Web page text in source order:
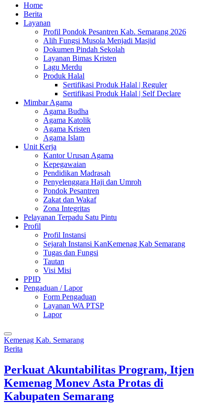
Home
Berita
Layanan
Profil Pondok Pesantren Kab. Semarang 2026
Alih Fungsi Musola Menjadi Masjid
Dokumen Pindah Sekolah
Layanan Bimas Kristen
Lagu Merdu
Produk Halal
Sertifikasi Produk Halal | Reguler
Sertifikasi Produk Halal | Self Declare
Mimbar Agama
Agama Budha
Agama Katolik
Agama Kristen
Agama Islam
Unit Kerja
Kantor Urusan Agama
Kepegawaian
Pendidikan Madrasah
Penyelenggara Haji dan Umroh
Pondok Pesantren
Zakat dan Wakaf
Zona Integritas
Pelayanan Terpadu Satu Pintu
Profil
Profil Instansi
Sejarah Instansi KanKemenag Kab Semarang
Tugas dan Fungsi
Tautan
Visi Misi
PPID
Pengaduan / Lapor
Form Pengaduan
Layanan WA PTSP
Lapor
Kemenag Kab. Semarang
Berita
Perkuat Akuntabilitas Program, Itjen
Kemenag Monev Asta Protas di
Kabupaten Semarang